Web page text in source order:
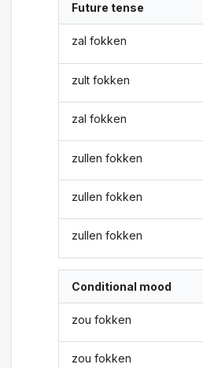
Future tense
zal fokken
zult fokken
zal fokken
zullen fokken
zullen fokken
zullen fokken
Conditional mood
zou fokken
zou fokken